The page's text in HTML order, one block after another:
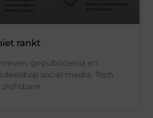
rankt
gepubliceerd en
op social media. Toch
zichtbare